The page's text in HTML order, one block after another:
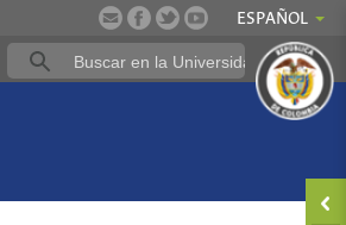
ESPAÑOL